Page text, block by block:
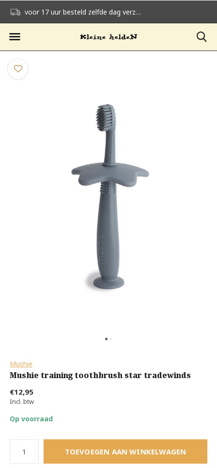
voor 17 uur besteld zelfde dag verzonden
Mushie
Mushie training toothbrush star tradewinds
€12,95
Incl. btw
Op voorraad
TOEVOEGEN AAN WINKELWAGEN